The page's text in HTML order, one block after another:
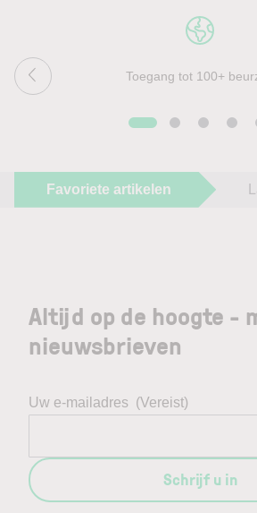
Toegang tot 100+
Favoriete artikelen
Altijd op de hoogte -
nieuwsbrieven
Uw e-mailadres (Vereist)
Schrijf u in